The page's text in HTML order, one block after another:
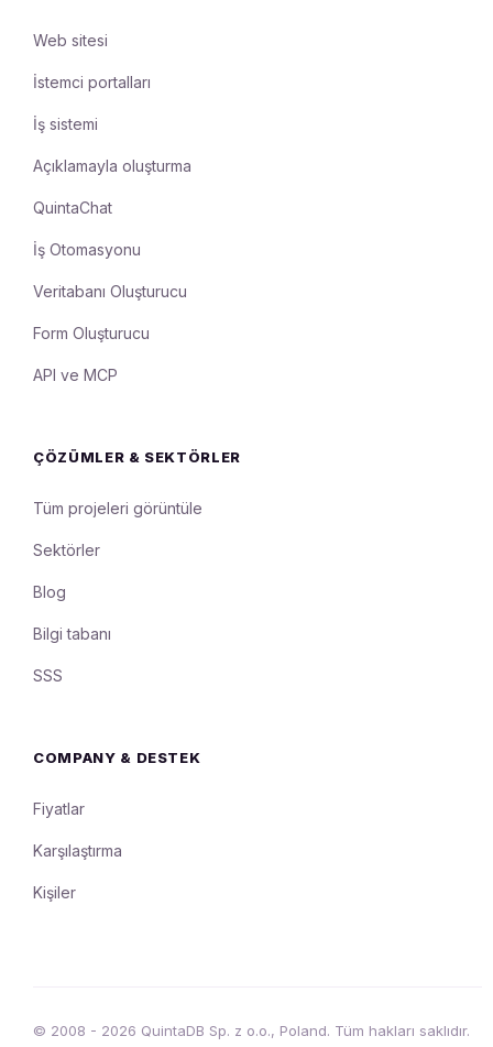
Web sitesi
İstemci portalları
İş sistemi
Açıklamayla oluşturma
QuintaChat
İş Otomasyonu
Veritabanı Oluşturucu
Form Oluşturucu
API ve MCP
ÇÖZÜMLER & SEKTÖRLER
Tüm projeleri görüntüle
Sektörler
Blog
Bilgi tabanı
SSS
COMPANY & DESTEK
Fiyatlar
Karşılaştırma
Kişiler
© 2008 - 2026 QuintaDB Sp. z o.o., Poland. Tüm hakları saklıdır.